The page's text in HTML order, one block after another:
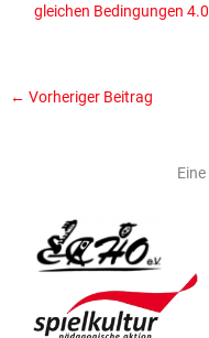
gleichen Bedingungen
← Vorheriger Beitrag